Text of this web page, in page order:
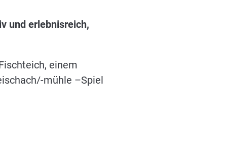
und erlebnisreich,
einem
mühle –Spiel